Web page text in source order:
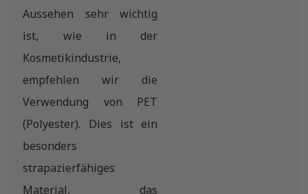
Aussehen sehr wichtig
ist, wie in der
Kosmetikindustrie,
empfehlen wir die
Verwendung von PET
(Polyester). Dies ist ein
besonders
strapazierfähiges
Material, das